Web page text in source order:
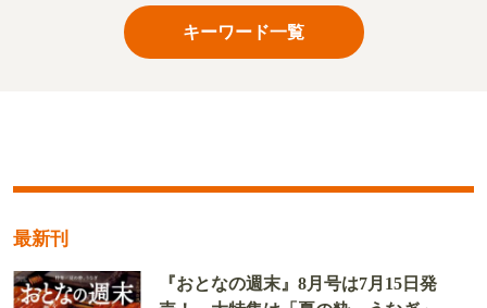
キーワード一覧
最新刊
『おとなの週末』8月号は7月15日発